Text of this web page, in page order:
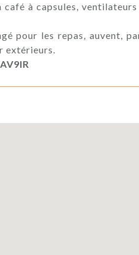
à capsules,
pour les repas, auvent,
extérieurs.